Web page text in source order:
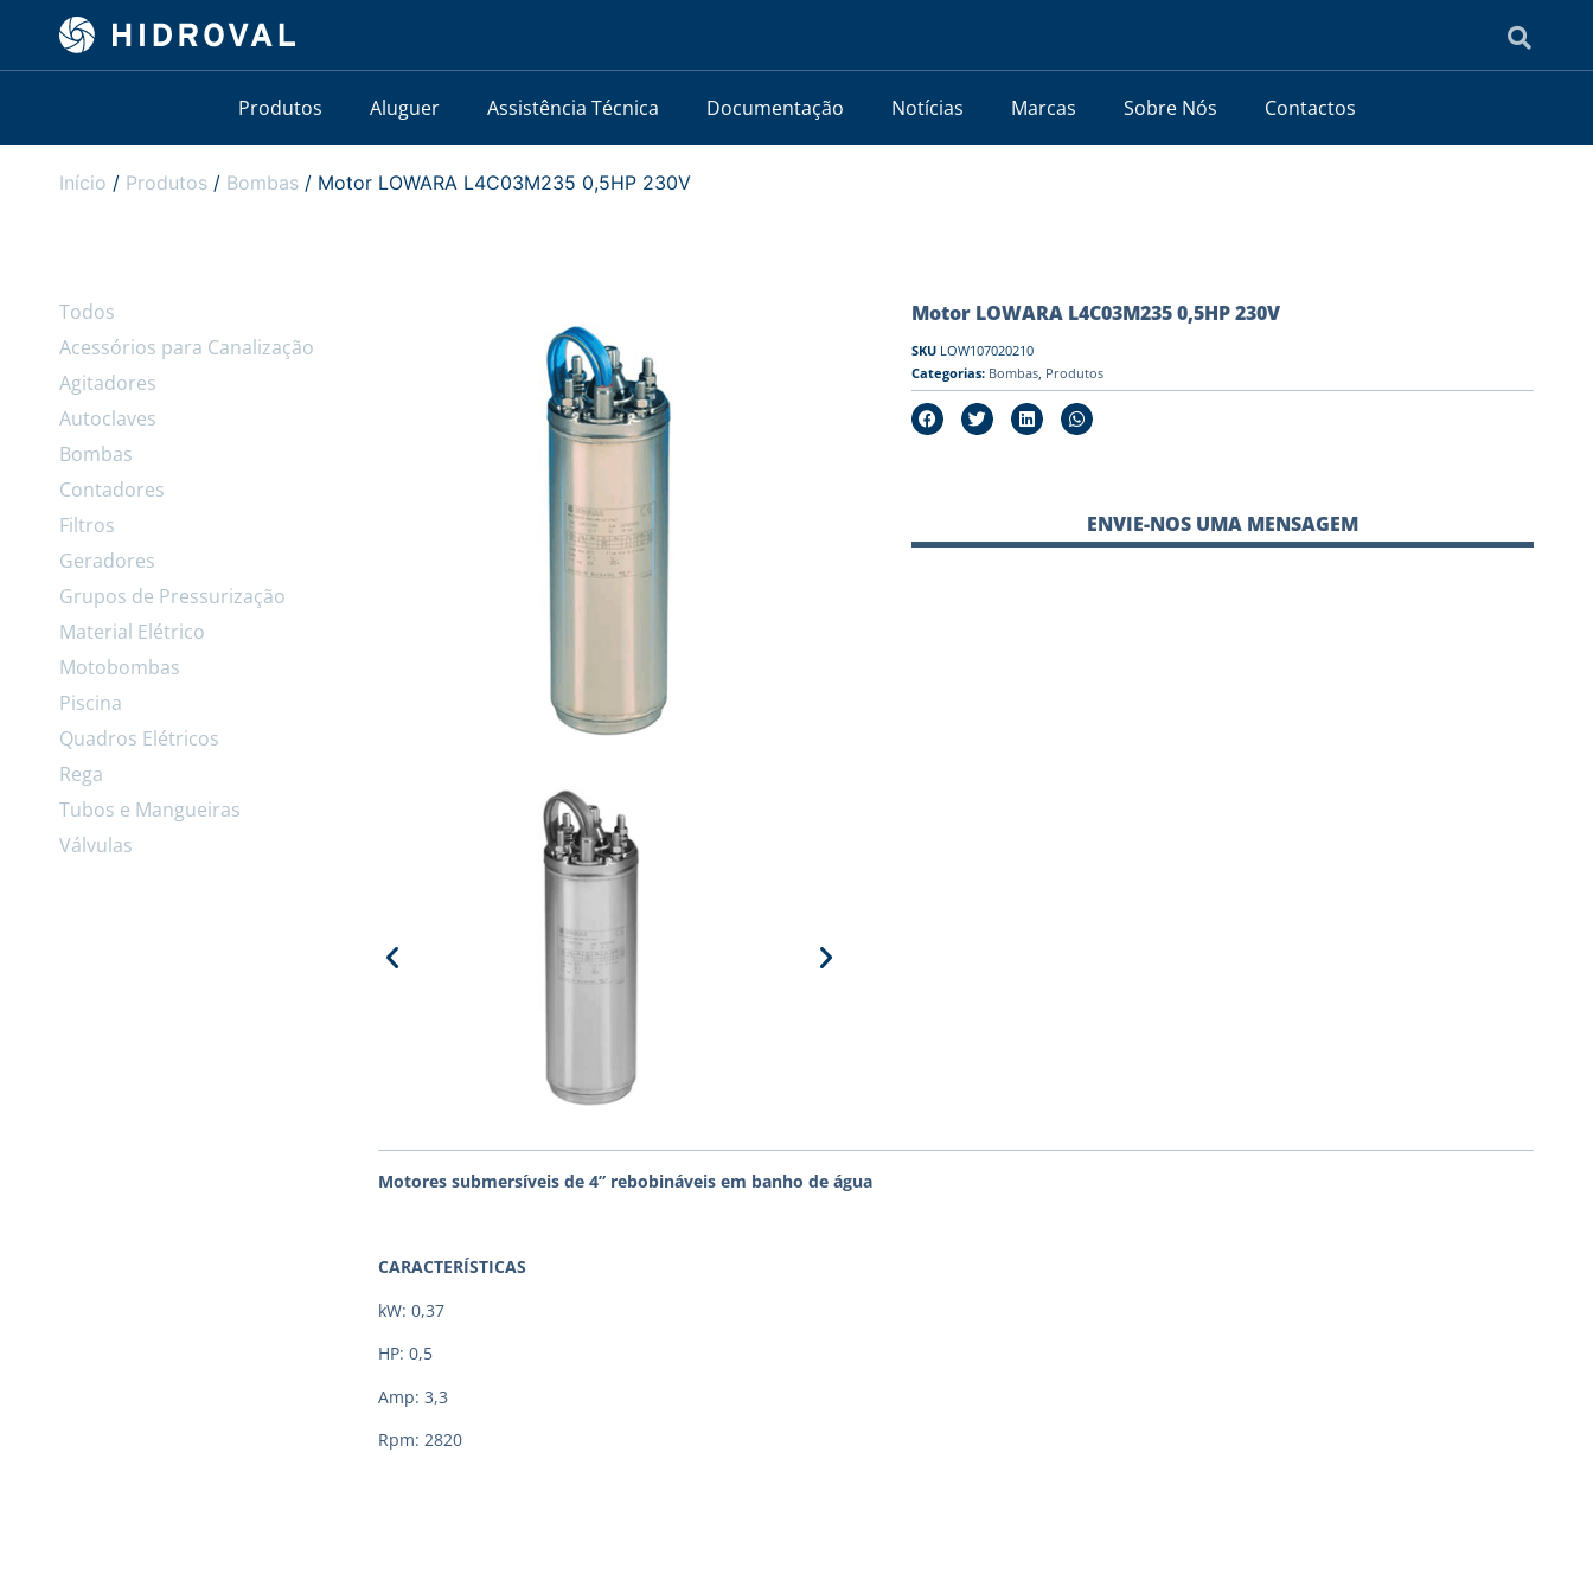
Produtos Aluguer Assistência Técnica Documentação Notícias Marcas Sobre Nós Contactos
Início / Produtos / Bombas / Motor LOWARA L4C03M235 0,5HP 230V
Todos
Acessórios para Canalização
Agitadores
Autoclaves
Bombas
Contadores
Filtros
Geradores
Grupos de Pressurização
Material Elétrico
Motobombas
Piscina
Quadros Elétricos
Rega
Tubos e Mangueiras
Válvulas
Motor LOWARA L4C03M235 0,5HP 230V
SKU LOW107020210
Categorias: Bombas, Produtos
ENVIE-NOS UMA MENSAGEM
Motores submersíveis de 4” rebobináveis em banho de água
CARACTERÍSTICAS
kW: 0,37
HP: 0,5
Amp: 3,3
Rpm: 2820